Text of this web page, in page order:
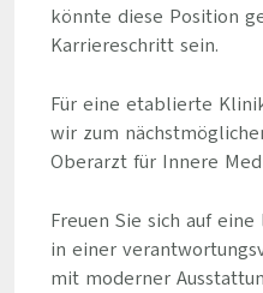
könnte diese Position
Karriereschritt sein.
Für eine etablierte
wir zum
Oberarzt für Innere
Freuen Sie sich auf
in einer
mit moderner